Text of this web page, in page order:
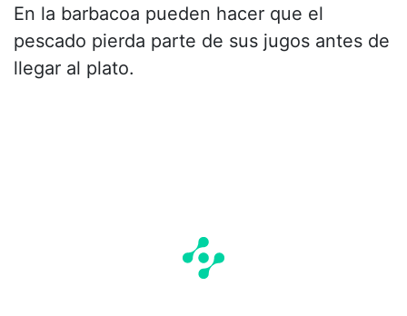
En la barbacoa pueden hacer que el
pescado pierda parte de sus jugos antes de
llegar al plato.